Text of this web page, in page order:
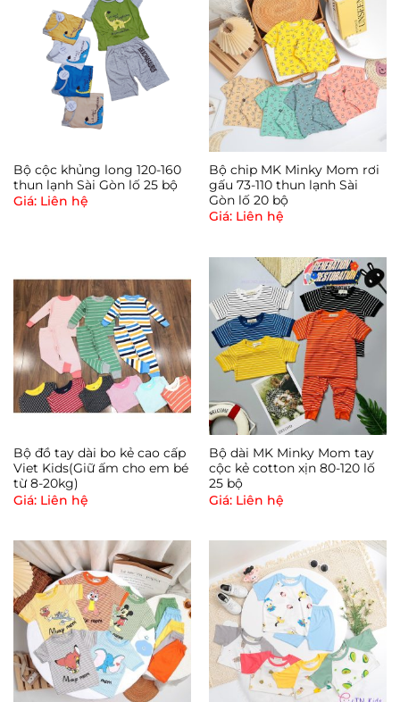
Bộ cộc khủng long 120-160
thun lạnh Sài Gòn lố 25 bộ
Giá: Liên hệ
Bộ chip MK Minky Mom rơi
gấu 73-110 thun lạnh Sài
Gòn lố 20 bộ
Giá: Liên hệ
Bộ đồ tay dài bo kẻ cao cấp
Viet Kids(Giữ ấm cho em bé
từ 8-20kg)
Giá: Liên hệ
Bộ dài MK Minky Mom tay
cộc kẻ cotton xịn 80-120 lố
25 bộ
Giá: Liên hệ